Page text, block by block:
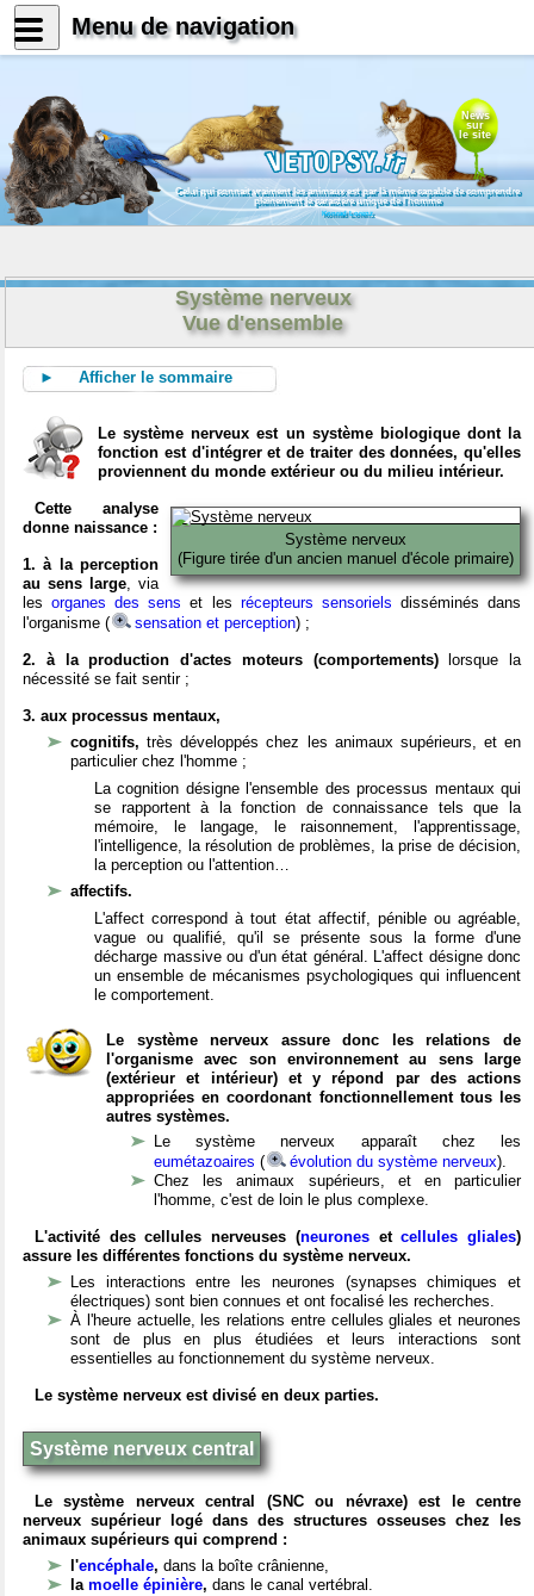
News
sur
le site
Celui qui connait vraiment les animaux est par là même capable de comprendre
pleinement le caractère unique de l'homme
Konrad Lorenz
Système nerveux
Vue d'ensemble
► Afficher le sommaire
Le système nerveux est un système biologique dont la
fonction est d'intégrer et de traiter des données, qu'elles
proviennent du monde extérieur ou du milieu intérieur.
Système nerveux
(Figure tirée d'un ancien manuel d'école primaire)
Cette analyse
donne naissance :
1. à la perception
au sens large, via
lesorganes des sens et les récepteurs sensoriels disséminés dans
l'organisme (
sensation et perception) ;
2. à la production d'actes moteurs (comportements)lorsque la
nécessité se fait sentir ;
3. aux processus mentaux,
cognitifs,très développés chez les animaux supérieurs, et en
particulier chez l'homme ;
La cognition désigne l'ensemble des processus mentaux qui
se rapportent à la fonction de connaissance tels que la
mémoire, le langage, le raisonnement, l'apprentissage,
l'intelligence, la résolution de problèmes, la prise de décision,
la perception ou l'attention…
affectifs.
L'affect correspond à tout état affectif, pénible ou agréable,
vague ou qualifié, qu'il se présente sous la forme d'une
décharge massive ou d'un état général. L'affect désigne donc
un ensemble de mécanismes psychologiques qui influencent
le comportement.
Le système nerveux assure donc les relations de
l'organisme avec son environnement au sens large
(extérieur et intérieur) et y répond par des actions
appropriées en coordonant fonctionnellement tous les
autres systèmes.
Le système nerveux apparaît chez les
eumétazoaires ( évolution du système nerveux).
Chez les animaux supérieurs, et en particulier
l'homme, c'est de loin le plus complexe.
L'activité des cellules nerveuses (neuronesetcellules gliales)
assure les différentes fonctions du système nerveux.
Les interactions entre les neurones (synapses chimiques et
électriques) sont bien connues et ont focalisé les recherches.
À l'heure actuelle, les relations entre cellules gliales et neurones
sont de plus en plus étudiées et leurs interactions sont
essentielles au fonctionnement du système nerveux.
Le système nerveux est divisé en deux parties.
Système nerveux central
Le système nerveux central (SNC ou névraxe) est le centre
nerveux supérieur logé dans des structures osseuses chez les
animaux supérieurs qui comprend :
l'encéphale, dans la boîte crânienne,
la moelle épinière, dans le canal vertébral.
Menu de navigation